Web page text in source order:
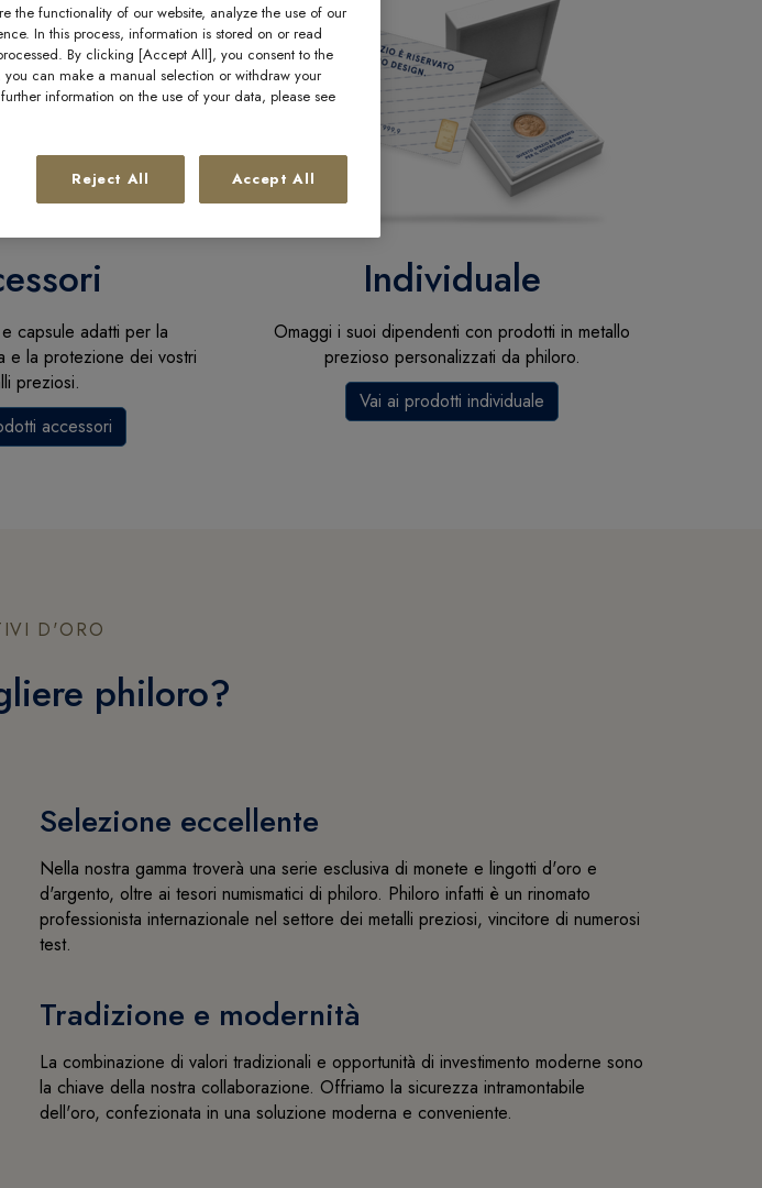
capsule adatti per la
e la protezione dei vostri
preziosi.
accessori
Individuale
Omaggi i suoi dipendenti con prodotti in metallo
prezioso personalizzati da philoro.
Vai ai prodotti individuale
D'ORO
philoro?
Selezione eccellente
Nella nostra gamma troverà una serie esclusiva di monete e lingotti d'oro e
d'argento, oltre ai tesori numismatici di philoro. Philoro infatti è un rinomato
professionista internazionale nel settore dei metalli preziosi, vincitore di numerosi
test.
Tradizione e modernità
La combinazione di valori tradizionali e opportunità di investimento moderne sono
la chiave della nostra collaborazione. Offriamo la sicurezza intramontabile
dell'oro, confezionata in una soluzione moderna e conveniente.
the functionality of our website, analyze the use of our
In this process, information is stored on or read
By clicking [Accept All], you consent to the
can make a manual selection or withdraw your
information on the use of your data, please see
Reject All Accept All